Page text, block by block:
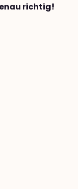
richtig!